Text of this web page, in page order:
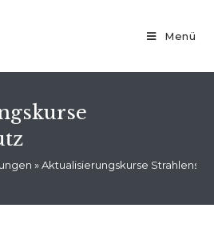
Menü
»Aktualisierungskurse